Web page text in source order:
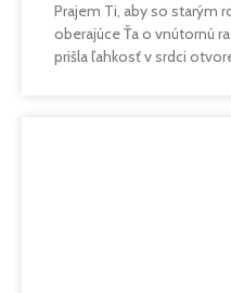
Prajem Ti, aby so starým
oberajúce Ťa o vnútornú
prišla ľahkosť v srdci